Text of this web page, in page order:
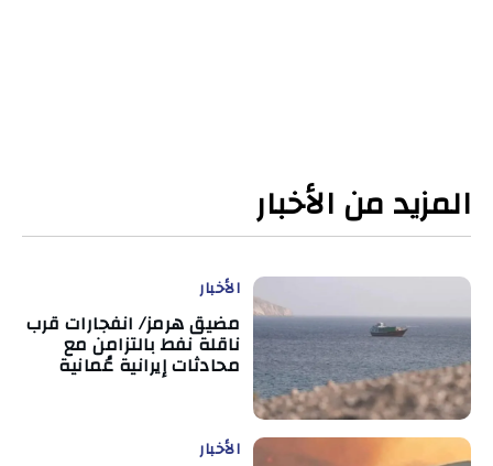
المزيد من الأخبار
الأخبار
مضيق هرمز/ انفجارات قرب
ناقلة نفط بالتزامن مع
محادثات إيرانية عُمانية
الأخبار